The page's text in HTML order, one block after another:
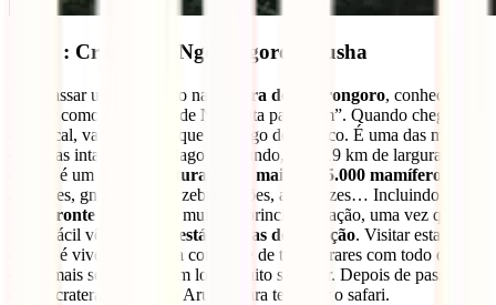
Dia 8 : Cratera de Ngorongoro/ Arusha
Vais passar um dia inteiro na cratera de Ngorongoro, conhecida
por ser como uma “arca de Noé feita paisagem”. Quando chegas a
este local, vais perceber que tem algo de mágico. É uma das maiores
caldeiras intactas e sem lago do mundo, com 19 km de largura. Esta
cratera é um
habitat natural para mais de 25.000 mamíferos:
antílopes, gnus, búfalos, zebras, leões, avestruzes… Incluindo o
rinoceronte preto
, para muitos a principal atração, uma vez que
não é fácil vê-lo porque
está em vias de extinção. Visitar esta
cratera é viver a aventura constante de te deparares com todo o tipo
de animais selvagens num local muito singular. Depois de passares o
dia na cratera, regressa a Arusha para terminar o safari.